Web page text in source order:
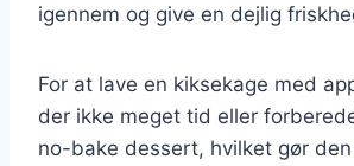
igennem og give en dejlig
For at lave en kiksekage med
der ikke meget tid eller
no-bake dessert, hvilket gør